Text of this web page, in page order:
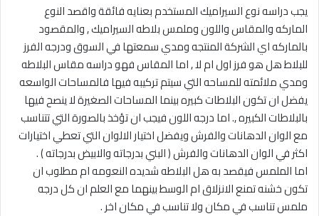
يجب دراسه نوع السيراميك المستخدم بعنايه فائقة واقصد النوع
الماركه والمقاس واللون وملمس بلاطه السيراميك , والمقصود
بالماركه اي الشركة المنتجه ومدي سمعتها في السوق ودرجه الفرز
للبلاط هل هو فرز اول ام لا , اما المقاس فهو دراسه مقاس البلاطه
ومدي ملائمته للمساحه التي سيتم تركيبه فيها فالمساحات الواسعه
يفضل ان تكون البلاطات كبيره بينما المساحات الصغيرة لا ينصح فيها
بالبلاطات الكبيره ,. اما درجه اللون فيجب ان تؤخذ بالصورة التي تتناسب
مع الوان الدهانات والفرش ويفضل اختيار الالوان التي تعطي اختيارات
اكثر في الوان الدهانات والفرش ( البني بدرجاته والابيض بدرجاته ) .
اما الملمس فيقصد به هل البلاطه شديده النعومه ام مطلوب ان
تكون خشنه تمنع الانزلاق ام الوسط بينهما مع العلم ان كل درجه
ملمس تناسب في مكان ولا تناسب في مكان اخر .